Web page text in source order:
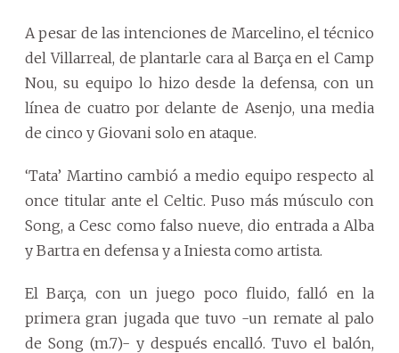
A pesar de las intenciones de Marcelino, el técnico
del Villarreal, de plantarle cara al Barça en el Camp
Nou, su equipo lo hizo desde la defensa, con un
línea de cuatro por delante de Asenjo, una media
de cinco y Giovani solo en ataque.
‘Tata’ Martino cambió a medio equipo respecto al
once titular ante el Celtic. Puso más músculo con
Song, a Cesc como falso nueve, dio entrada a Alba
y Bartra en defensa y a Iniesta como artista.
El Barça, con un juego poco fluido, falló en la
primera gran jugada que tuvo -un remate al palo
de Song (m.7)- y después encalló. Tuvo el balón,